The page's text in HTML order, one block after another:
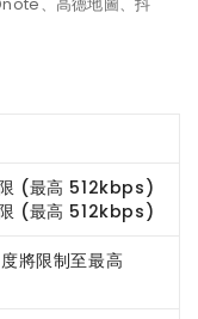
(最高 512kbps)
(最高 512kbps)
將限制至最高